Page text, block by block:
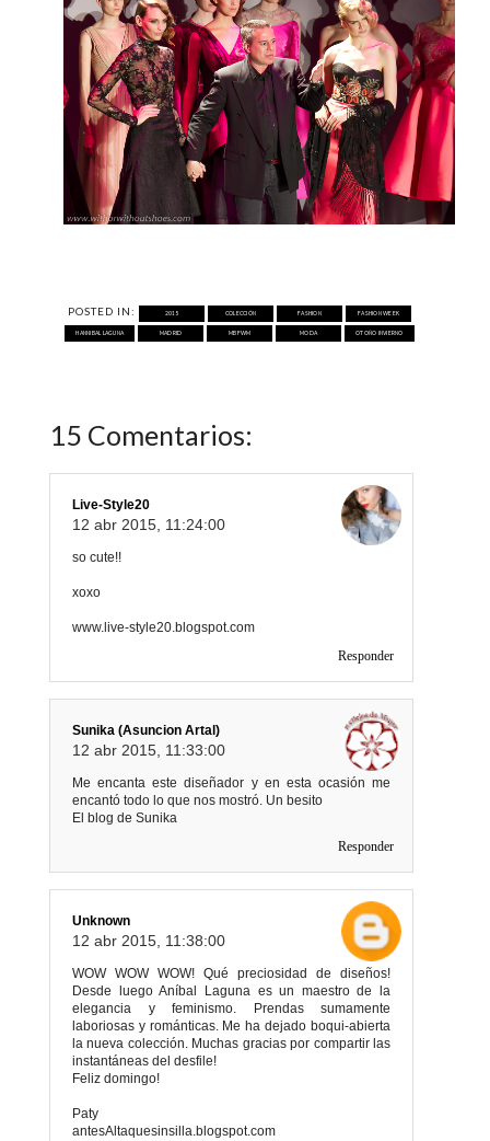
POSTED IN: 2015 COLECCIÓN FASHION FASHION WEEK
HANNIBAL LAGUNA MADRID MBFWM MODA OTOÑO INVIERNO
15 Comentarios:
Live-Style20
12 abr 2015, 11:24:00
so cute!!
xoxo
www.live-style20.blogspot.com
Responder
Sunika (Asuncion Artal)
12 abr 2015, 11:33:00
Me encanta este diseñador y en esta ocasión me
encantó todo lo que nos mostró. Un besito
El blog de Sunika
Responder
Unknown
12 abr 2015, 11:38:00
WOW WOW WOW! Qué preciosidad de diseños!
Desde luego Aníbal Laguna es un maestro de la
elegancia y feminismo. Prendas sumamente
laboriosas y románticas. Me ha dejado boqui-abierta
la nueva colección. Muchas gracias por compartir las
instantáneas del desfile!
Feliz domingo!
Paty
antesAltaquesinsilla.blogspot.com